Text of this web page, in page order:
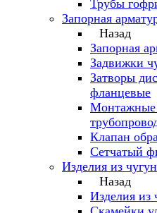
Трубы
Запорная
Назад
Запорная
Задвижки
Затворы
фланцевые
Монтажные
Клапан
Сетчатый
Изделия из
Назад
Изделия из